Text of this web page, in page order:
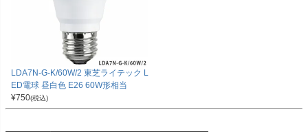
LDA7N-G-K/60W/2 東芝ライテック L
ED電球 昼白色 E26 60W形相当
¥750(税込)